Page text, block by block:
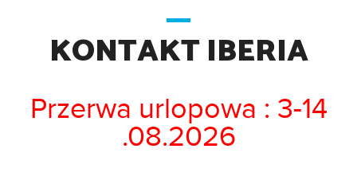
KONTAKT IBERIA
Przerwa urlopowa : 3-14
.08.2026